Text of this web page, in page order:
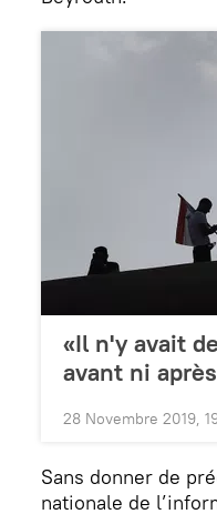
«Il n'y avait
avant ni
28 Novembre 2019,
Sans donner de
nationale de